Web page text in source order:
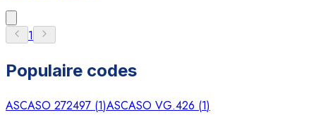
1
Populaire codes
ASCASO 272497 (1)ASCASO VG.426 (1)